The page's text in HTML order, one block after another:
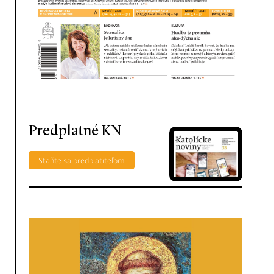
Predplatné KN
Staňte sa predplatiteľom